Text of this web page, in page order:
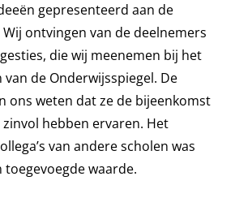
gepresenteerd aan de
ontvingen van de deelnemers
die wij meenemen bij het
de Onderwijsspiegel. De
ons weten dat ze de bijeenkomst
hebben ervaren. Het
van andere scholen was
waarde.